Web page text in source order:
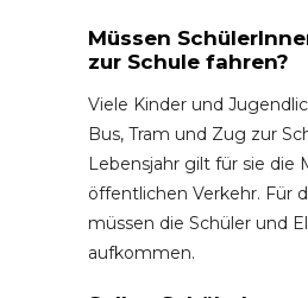
Müssen
zur Schule fahren?
Viele Kinder und
Bus, Tram und Zug zur
Lebensjahr gilt für sie die
öffentlichen Verkehr. Für
müssen die Schüler und
aufkommen.